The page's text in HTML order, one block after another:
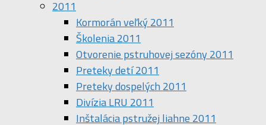
2011
Kormorán veľký 2011
Školenia 2011
Otvorenie pstruhovej sezóny 2011
Preteky detí 2011
Preteky dospelých 2011
Divízia LRU 2011
Inštalácia pstružej liahne 2011